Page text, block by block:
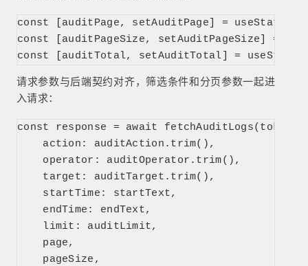
const [auditPage, setAuditPage] = useState(1)
const [auditPageSize, setAuditPageSize] =
const [auditTotal, setAuditTotal] =
请求参数与后端契约对齐，筛选条件和分页参数一起进
入请求：
const response = await fetchAuditLogs(token,
    action: auditAction.trim(),
    operator: auditOperator.trim(),
    target: auditTarget.trim(),
    startTime: startText,
    endTime: endText,
    limit: auditLimit,
    page,
    pageSize,